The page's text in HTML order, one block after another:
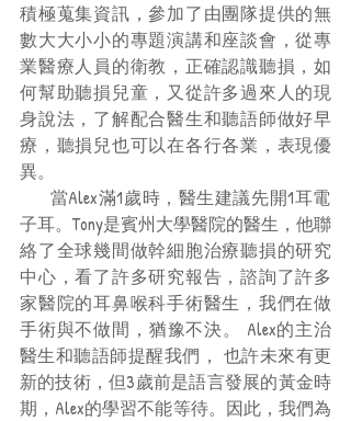
積極蒐集資訊，參加了由團隊提供的無
數大大小小的專題演講和座談會，從專
業醫療人員的衛教，正確認識聽損，如
何幫助聽損兒童，又從許多過來人的現
身說法，了解配合醫生和聽語師做好早
療，聽損兒也可以在各行各業，表現優
異。
子耳。Tony是賓州大學醫院的醫生，他聯
絡了全球幾間做幹細胞治療聽損的研究
中心，看了許多研究報告，諮詢了許多
家醫院的耳鼻喉科手術醫生，我們在做
手術與不做間，猶豫不決。 Alex的主治
醫生和聽語師提醒我們， 也許未來有更
新的技術，但3歲前是語言發展的黃金時
期，Alex的學習不能等待。因此，我們為